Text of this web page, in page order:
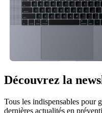
Découvrez la
Tous les indispensables pour
dernières actualités en